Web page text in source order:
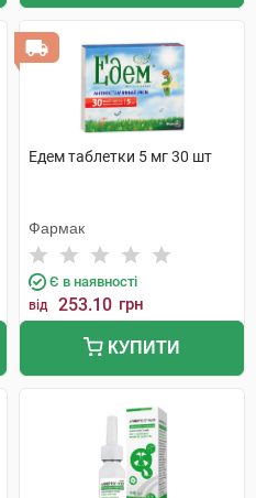
Едем таблетки 5 мг 30 шт
Фармак
Є в наявності
від 253.10 грн
КУПИТИ